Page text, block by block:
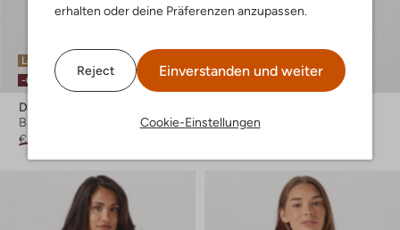
erhalten oder deine Präferenzen anzupassen.
Reject Einverstanden und weiter
Cookie-Einstellungen
Letzte Größen
-60%
Dea Kudibal
Bluse
€ 269,99
-60%
Minikleid